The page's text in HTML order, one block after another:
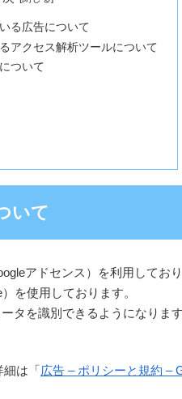
る広告について
アクセス解析ツールについて
ついて
いて
アドセンス）を利用してお
を使用しております。
タを識別できるようになりま
細は「広告 – ポリシーと規約 –